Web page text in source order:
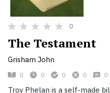
0
The Testament
Grisham John
0 0 0 0 0
Troy Phelan is a self-made